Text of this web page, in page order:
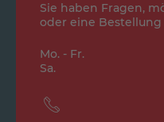
Sie haben Fragen,
oder eine Bestellung
Mo. - Fr.
Sa.